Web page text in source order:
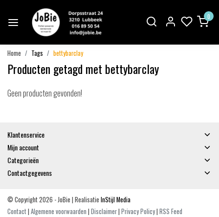
0
Home Tags bettybarclay
Producten getagd met bettybarclay
Geen producten gevonden!
Klantenservice
Mijn account
Categorieën
Contactgegevens
© Copyright 2026 - JoBie | Realisatie InStijl Media
Contact| Algemene voorwaarden | Disclaimer| Privacy Policy| RSS Feed